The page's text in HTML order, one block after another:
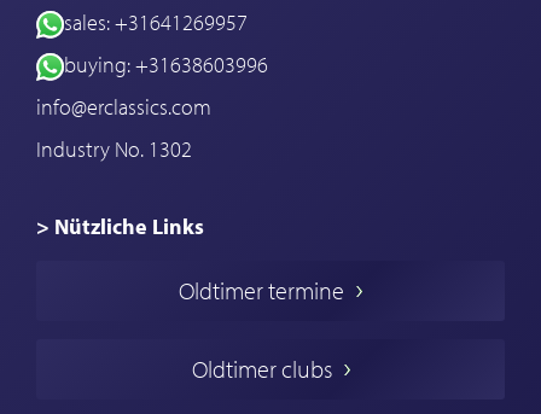
sales: +31641269957
buying: +31638603996
info@erclassics.com
Industry No. 1302
> Nützliche Links
Oldtimers in Europa
Englische Oldtimer
Oldtimer termine
Oldtimer clubs